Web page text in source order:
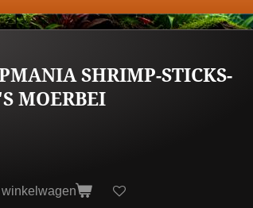
SHRIMP-STICKS-
MOERBEI
winkelwagen